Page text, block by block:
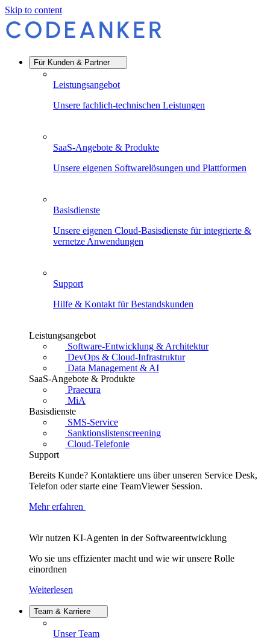
Skip to content
Für Kunden & Partner
Leistungsangebot
Unsere fachlich-technischen Leistungen
SaaS-Angebote & Produkte
Unsere eigenen Softwarelösungen und Plattformen
Basisdienste
Unsere eigenen Cloud-Basisdienste für integrierte &
vernetze Anwendungen
Support
Hilfe & Kontakt für Bestandskunden
Leistungsangebot
Software-Entwicklung & Architektur
DevOps & Cloud-Infrastruktur
Data Management & AI
SaaS-Angebote & Produkte
Praecura
MiA
Basisdienste
SMS-Service
Sanktionslistenscreening
Cloud-Telefonie
Support
Bereits Kunde? Kontaktiere uns über unseren Service Desk,
Telefon oder starte eine TeamViewer Session.
Mehr erfahren
Wir nutzen KI-Agenten in der Softwareentwicklung
Wo sie uns effizienter macht und wie wir unsere Rolle
einordnen
Weiterlesen
Team & Karriere
Unser Team